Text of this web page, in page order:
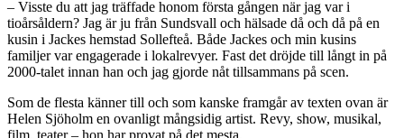
– Visste du att jag träffade honom första gången när jag var i
tioårsåldern? Jag är ju från Sundsvall och hälsade då och då på en
kusin i Jackes hemstad Sollefteå. Både Jackes och min kusins
familjer var engagerade i lokalrevyer. Fast det dröjde till långt in på
2000-talet innan han och jag gjorde nåt tillsammans på scen.
Som de flesta känner till och som kanske framgår av texten ovan är
Helen Sjöholm en ovanligt mångsidig artist. Revy, show, musikal,
film, teater – hon har provat på det mesta.